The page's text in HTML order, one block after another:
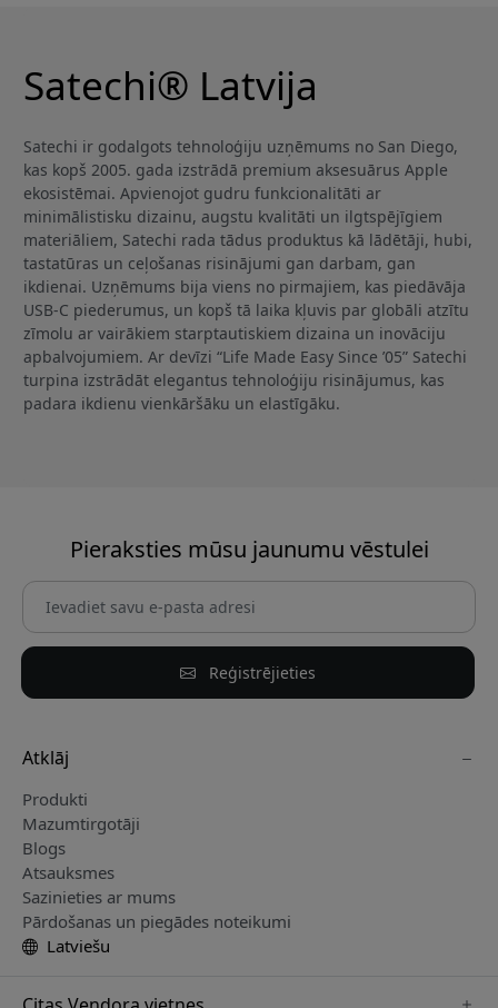
Satechi® Latvija
Satechi ir godalgots tehnoloģiju uzņēmums no San Diego,
kas kopš 2005. gada izstrādā premium aksesuārus Apple
ekosistēmai. Apvienojot gudru funkcionalitāti ar
minimālistisku dizainu, augstu kvalitāti un ilgtspējīgiem
materiāliem, Satechi rada tādus produktus kā lādētāji, hubi,
tastatūras un ceļošanas risinājumi gan darbam, gan
ikdienai. Uzņēmums bija viens no pirmajiem, kas piedāvāja
USB-C piederumus, un kopš tā laika kļuvis par globāli atzītu
zīmolu ar vairākiem starptautiskiem dizaina un inovāciju
apbalvojumiem. Ar devīzi “Life Made Easy Since ’05” Satechi
turpina izstrādāt elegantus tehnoloģiju risinājumus, kas
padara ikdienu vienkāršāku un elastīgāku.
Pieraksties mūsu jaunumu vēstulei
Reģistrējieties
Atklāj
Produkti
Mazumtirgotāji
Blogs
Atsauksmes
Sazinieties ar mums
Pārdošanas un piegādes noteikumi
Latviešu